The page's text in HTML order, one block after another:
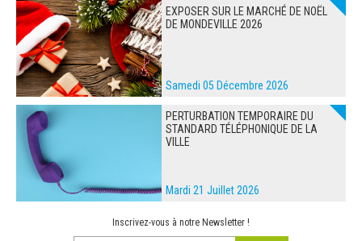
EXPOSER SUR LE MARCHÉ DE NOËL
DE MONDEVILLE 2026
Samedi 05 Décembre 2026
PERTURBATION TEMPORAIRE DU
STANDARD TÉLÉPHONIQUE DE LA
VILLE
Mardi 21 Juillet 2026
Inscrivez-vous à notre Newsletter !